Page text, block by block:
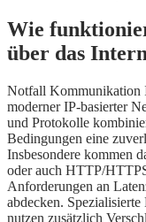
Wie
über das
Notfall Kommunikation
moderner IP-basierter
und Protokolle
Bedingungen eine
Insbesondere kommen
oder auch HTTP/
Anforderungen an
abdecken.
nutzen zusätzlich